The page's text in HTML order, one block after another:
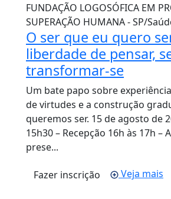
FUNDAÇÃO LOGOSÓFICA EM
SUPERAÇÃO HUMANA - SP/
O ser que eu quero
liberdade de pensar,
transformar-se
Um bate papo sobre
de virtudes e a construção
queremos ser. 15 de agosto de
15h30 – Recepção 16h às 17h –
prese...
Fazer inscrição Veja mais